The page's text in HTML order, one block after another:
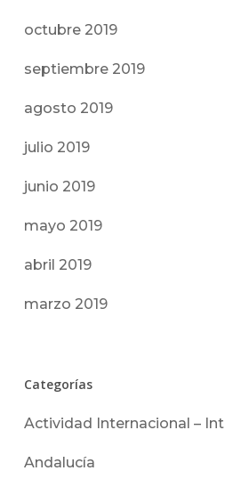
octubre 2019
septiembre 2019
agosto 2019
julio 2019
junio 2019
mayo 2019
abril 2019
marzo 2019
Categorías
Actividad Internacional – Int
Andalucía